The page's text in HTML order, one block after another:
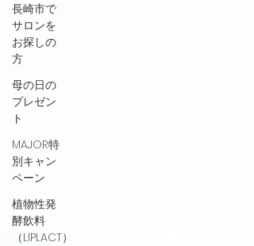
長崎市で
サロンを
お探しの
方
母の日の
プレゼン
ト
MAJOR特
別キャン
ペーン
植物性発
酵飲料
（LIPLACT）